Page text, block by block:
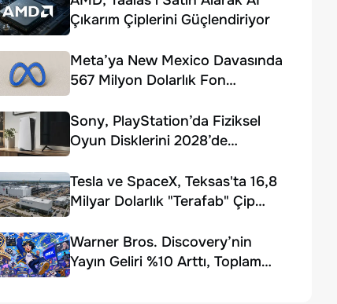
Çıkarım Çiplerini Güçlendiriyor
Meta’ya New Mexico Davasında
567 Milyon Dolarlık Fon
Sony, PlayStation’da Fiziksel
Oyun Disklerini 2028’de
Tesla ve SpaceX, Teksas'ta 16,8
Milyar Dolarlık "Terafab" Çip
Warner Bros. Discovery’nin
Yayın Geliri %10 Arttı, Toplam